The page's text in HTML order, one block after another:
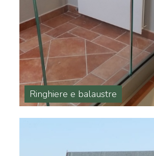
Ringhiere e balaustre